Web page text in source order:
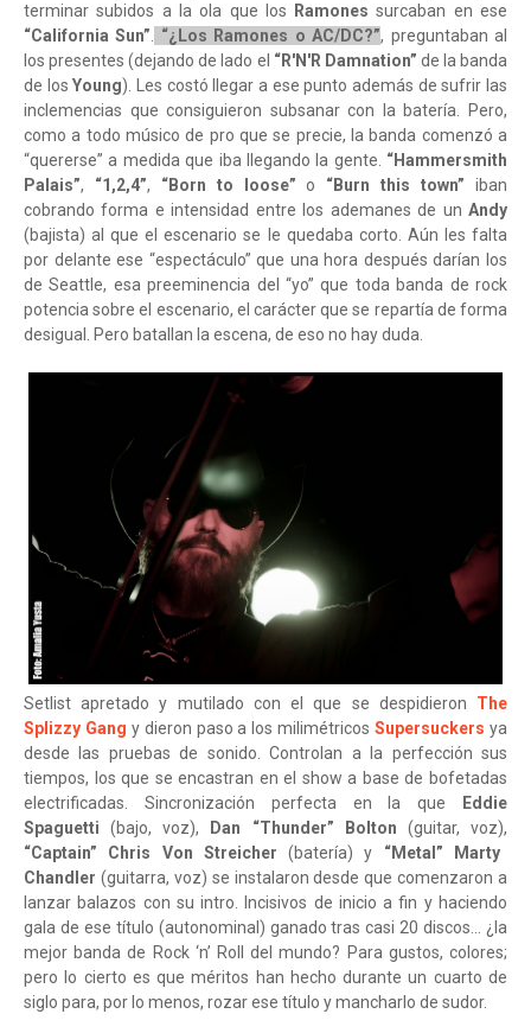
terminar subidos a la ola que los
Ramones surcaban en ese
“California Sun”. “¿Los Ramones o AC/DC?”, preguntaban al
los presentes (dejando de lado el “R'N'R Damnation” de la banda
de losYoung). Les costó llegar a ese punto además de sufrir las
inclemencias que consiguieron subsanar con la batería. Pero,
como a todo músico de pro que se precie, la banda comenzó a
“quererse” a medida que iba llegando la gente. “Hammersmith
Palais”, “1,2,4”, “Born to loose” o “Burn this town” iban
cobrando forma e intensidad entre los ademanes de un Andy
(bajista) al que el escenario se le quedaba corto. Aún les falta
por delante ese “espectáculo” que una hora después darían los
de Seattle, esa preeminencia del “yo” que toda banda de rock
potencia sobre el escenario, el carácter que se repartía de forma
desigual. Pero batallan la escena, de eso no hay duda.
Setlist apretado y mutilado con el que se despidieron The
Splizzy Gang y dieron paso a los milimétricosSupersuckers ya
desde las pruebas de sonido. Controlan a la perfección sus
tiempos, los que se encastran en el show a base de bofetadas
electrificadas. Sincronización perfecta en la que
Eddie
Spaguetti (bajo, voz), Dan “Thunder” Bolton (guitar, voz),
“Captain” Chris Von Streicher (batería) y “Metal” Marty
Chandler (guitarra, voz) se instalaron desde que comenzaron a
lanzar balazos con su intro. Incisivos de inicio a fin y haciendo
gala de ese título (autonominal) ganado tras casi 20 discos… ¿la
mejor banda de Rock ‘n’ Roll del mundo? Para gustos, colores;
pero lo cierto es que méritos han hecho durante un cuarto de
siglo para, por lo menos, rozar ese título y mancharlo de sudor.